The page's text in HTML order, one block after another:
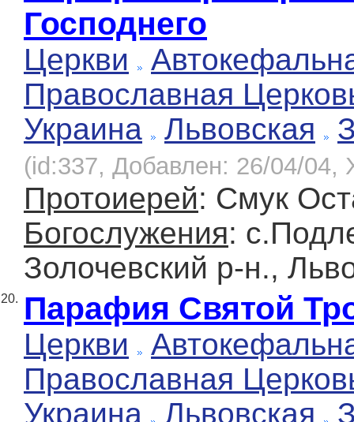
Господнего
Церкви
Православная
Украина
Львовская
(id:337, Добавлен: 26/04/04,
Протоиерей: Смук
Богослужения:
Золочевский р-н.,
20. Парафия Святой
Церкви
Православная
Украина
Львовская